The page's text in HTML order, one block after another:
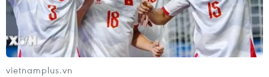
vietnamplus.vn